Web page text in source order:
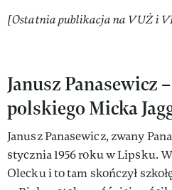
[Ostatnia publikacja na VUŻ i
Janusz Panasewicz
polskiego Micka
Janusz Panasewicz, zwany
stycznia 1956 roku w Lipsku.
Olecku i to tam skończył